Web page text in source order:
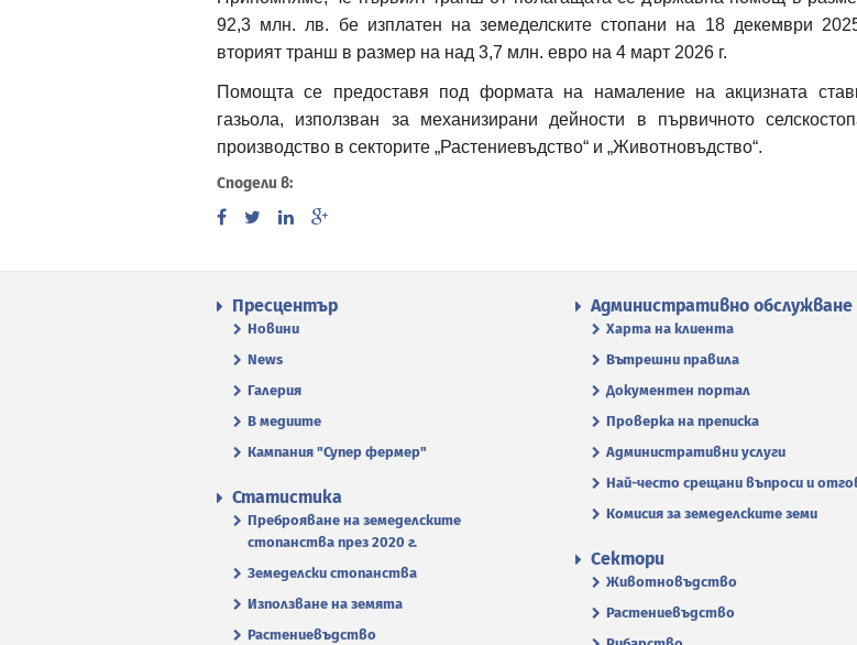
92,3 млн. лв. бе изплатен на земеделските стопани на 18 декември
вторият транш в размер на над 3,7 млн. евро на 4 март 2026 г.
Помощта се предоставя под формата на намаление на акцизната
газьола, използван за механизирани дейности в първичното
производство в секторите „Растениевъдство“ и „Животновъдство“.
Сподели в:
Пресцентър
Новини
News
Галерия
В медиите
Кампания "Супер фермер"
Административно обслужване
Харта на клиента
Вътрешни правила
Документен портал
Проверка на преписка
Административни услуги
Най-често срещани въпроси и
Комисия за земеделските земи
Статистика
Преброяване на земеделските
стопанства през 2020 г.
Земеделски стопанства
Използване на земята
Растениевъдство
Сектори
Животновъдство
Растениевъдство